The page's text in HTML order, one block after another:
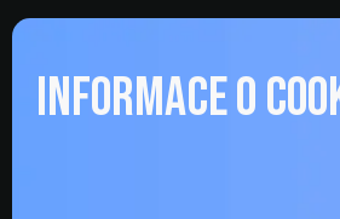
Informace o